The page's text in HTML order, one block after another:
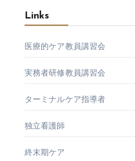
Links
医療的ケア教員講習会
実務者研修教員講習会
ターミナルケア指導者
独立看護師
終末期ケア